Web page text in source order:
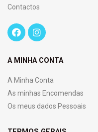
Contactos
A MINHA CONTA
A Minha Conta
As minhas Encomendas
Os meus dados Pessoais